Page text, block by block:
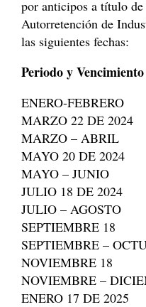
por anticipos a título
Autorretención de
las siguientes fechas:
Periodo y Vencimiento
ENERO-FEBRERO
MARZO 22 DE 2024
MARZO – ABRIL
MAYO 20 DE 2024
MAYO – JUNIO
JULIO 18 DE 2024
JULIO – AGOSTO
SEPTIEMBRE 18
SEPTIEMBRE –
NOVIEMBRE 18
NOVIEMBRE –
ENERO 17 DE 2025